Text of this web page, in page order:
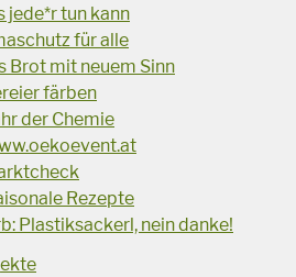
jede*r tun kann
für alle
Brot mit neuem Sinn
färben
der Chemie
Rezepte
Plastiksackerl, nein danke!